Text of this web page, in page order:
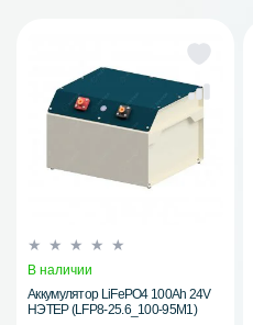
В наличии
Аккумулятор LiFePO4 100Ah 24V
НЭТЕР (LFP8-25.6_100-95M1)